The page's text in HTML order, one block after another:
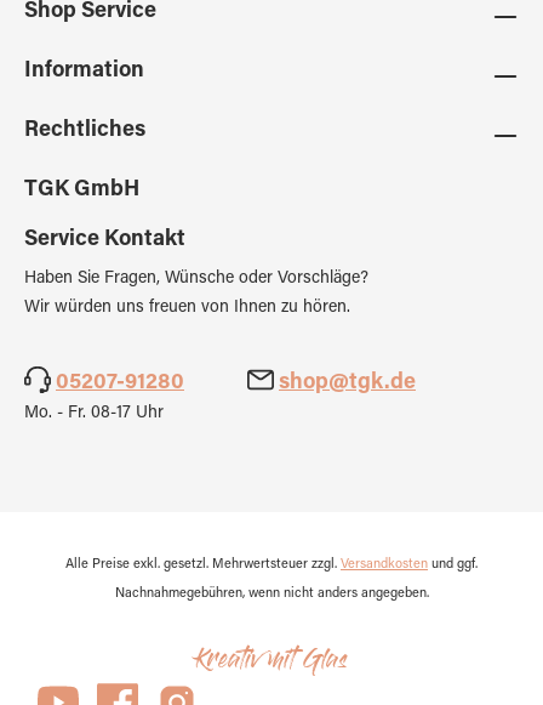
Shop Service
Information
Rechtliches
TGK GmbH
Service Kontakt
Haben Sie Fragen, Wünsche oder Vorschläge?
Wir würden uns freuen von Ihnen zu hören.
05207-91280 shop@tgk.de
Mo. - Fr. 08-17 Uhr
Alle Preise exkl. gesetzl. Mehrwertsteuer zzgl. Versandkosten und ggf.
Nachnahmegebühren, wenn nicht anders angegeben.
Kreativ mit Glas